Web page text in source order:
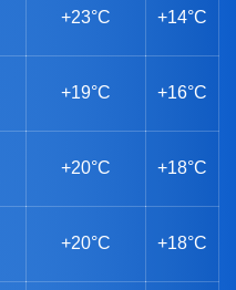
+23°C +14°C
+19°C +16°C
+20°C +18°C
+20°C +18°C